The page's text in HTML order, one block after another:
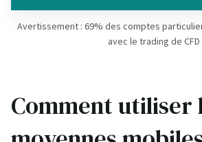
Avertissement : 69% des comptes
avec le trading de CFD
Comment utiliser